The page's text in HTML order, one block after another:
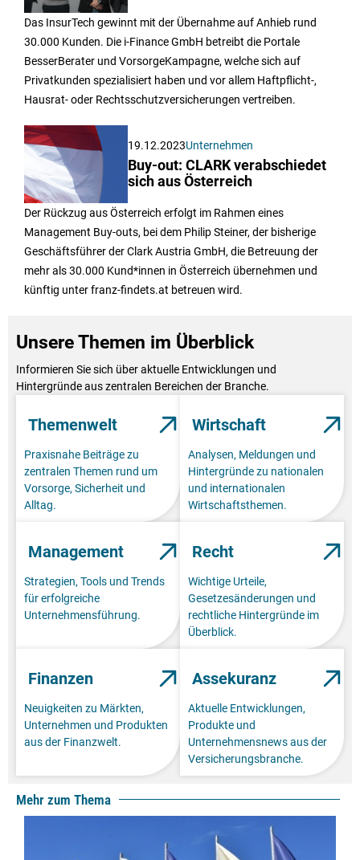
Das InsurTech gewinnt mit der Übernahme auf Anhieb rund
30.000 Kunden. Die i-Finance GmbH betreibt die Portale
BesserBerater und VorsorgeKampagne, welche sich auf
Privatkunden spezialisiert haben und vor allem Haftpflicht-,
Hausrat- oder Rechtsschutzversicherungen vertreiben.
19.12.2023Unternehmen
Buy-out: CLARK verabschiedet
sich aus Österreich
Der Rückzug aus Österreich erfolgt im Rahmen eines
Management Buy-outs, bei dem Philip Steiner, der bisherige
Geschäftsführer der Clark Austria GmbH, die Betreuung der
mehr als 30.000 Kund*innen in Österreich übernehmen und
künftig unter franz-findets.at betreuen wird.
Unsere Themen im Überblick
Informieren Sie sich über aktuelle Entwicklungen und
Hintergründe aus zentralen Bereichen der Branche.
Themenwelt
Praxisnahe Beiträge zu
zentralen Themen rund um
Vorsorge, Sicherheit und
Alltag.
Wirtschaft
Analysen, Meldungen und
Hintergründe zu nationalen
und internationalen
Wirtschaftsthemen.
Management
Strategien, Tools und Trends
für erfolgreiche
Unternehmensführung.
Recht
Wichtige Urteile,
Gesetzesänderungen und
rechtliche Hintergründe im
Überblick.
Finanzen
Neuigkeiten zu Märkten,
Unternehmen und Produkten
aus der Finanzwelt.
Assekuranz
Aktuelle Entwicklungen,
Produkte und
Unternehmensnews aus der
Versicherungsbranche.
Mehr zum Thema